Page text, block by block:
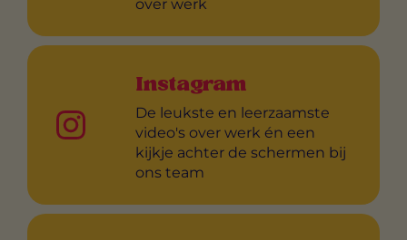
over werk
Instagram
De leukste en leerzaamste
video's over werk én een
kijkje achter de schermen bij
ons team